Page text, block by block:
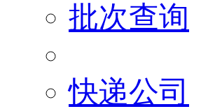
批次查询
快递公司